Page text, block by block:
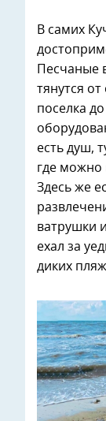
В самих
Песчаные
тянутся
поселка
есть душ,
где можно
Здесь же
ватрушки
ехал за
диких